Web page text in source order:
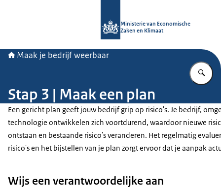
Ministerie van Economische
Zaken en Klimaat
Maak je bedrijf weerbaar
Stap 3 | Maak een plan
Een gericht plan geeft jouw bedrijf grip op risico's. Je bedrijf,
technologie ontwikkelen zich voortdurend, waardoor nieuwe
ontstaan en bestaande risico's veranderen. Het regelmatig
risico's en het bijstellen van je plan zorgt ervoor dat je aanpak
Wijs een verantwoordelijke aan